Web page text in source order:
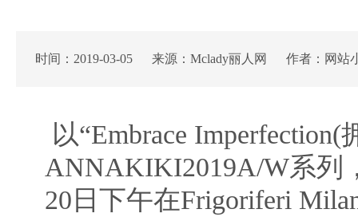
时间：2019-03-05 来源：Mclady丽人网 作者：网站
以“Embrace
ANNAKIKI2019A/W系列
20日下午在Frigoriferi